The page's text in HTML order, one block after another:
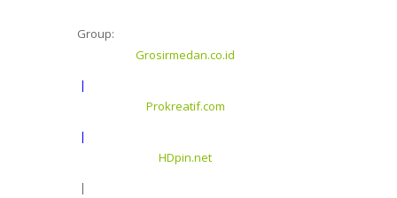
Group:
Grosirmedan.co.id
|
Prokreatif.com
|
HDpin.net
|